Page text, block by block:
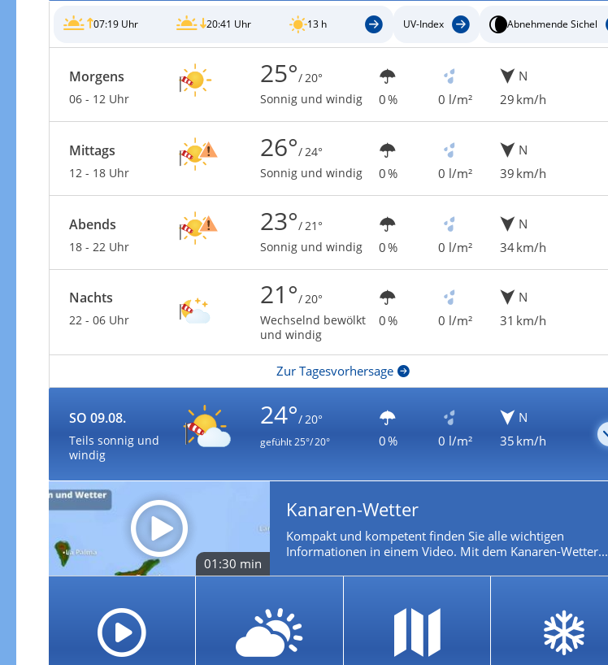
07:19 Uhr 20:41 Uhr 13 h UV-Index Abnehmende Sichel
Morgens
06 - 12 Uhr
25°/ 20°
Sonnig und windig
0 % 0 l/m²
N
29 km/h
Mittags
12 - 18 Uhr
26°/ 24°
Sonnig und windig
0 % 0 l/m²
N
39 km/h
Abends
18 - 22 Uhr
23°/ 21°
Sonnig und windig
0 % 0 l/m²
N
34 km/h
Nachts
22 - 06 Uhr
21°/ 20°
Wechselnd bewölkt
und windig
0 % 0 l/m²
N
31 km/h
Zur Tagesvorhersage
SO 09.08.
Teils sonnig und
windig
24°/ 20°
gefühlt25°/ 20° 0 % 0 l/m²
N
35 km/h
01:30 min
Kanaren-Wetter
Kompakt und kompetent finden Sie alle wichtigen
Informationen in einem Video. Mit dem Kanaren-Wetter...